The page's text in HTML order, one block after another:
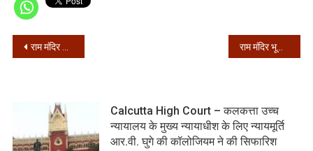
Post
राम मंदिर भूमि पूजन के लिए प्रधानमंत्री मोदी दिल्ली से रवाना राम मंदिर भूमि पूजन : कोलकाता के राजभवन में जलाए जाएंगे दिए
Calcutta High Court – कलकत्ता उच्च
न्यायालय के मुख्य न्यायाधीश के लिए न्यायमूर्ति
आर.वी. घुगे की कॉलोजियम ने की सिफारिश